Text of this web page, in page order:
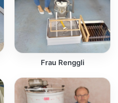
Frau Renggli